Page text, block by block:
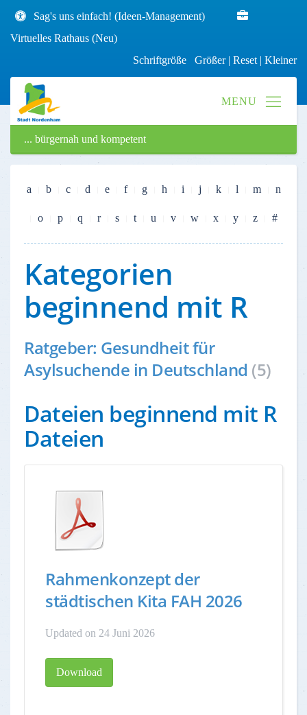
Sag's uns einfach! (Ideen-Management)
Virtuelles Rathaus (Neu)
Schriftgröße Größer| Reset | Kleiner
... bürgernah und kompetent
a b c d e f g h i j k l m n
o p q r s t u v w x y z #
Kategorien
beginnend mit R
Ratgeber: Gesundheit für
Asylsuchende in Deutschland (5)
Dateien beginnend mit R
Dateien
Rahmenkonzept der
städtischen Kita FAH 2026
Updated on 24 Juni 2026
Download